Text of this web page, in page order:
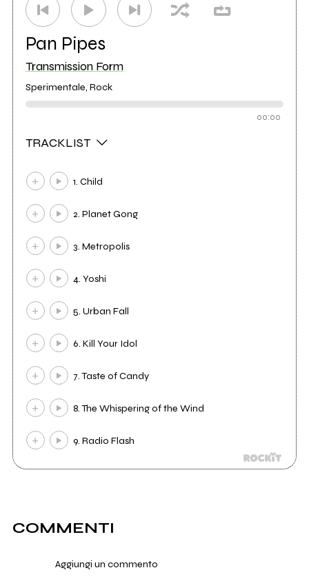
Pan Pipes
Transmission Form
Sperimentale, Rock
00:00
TRACKLIST
1. Child
2. Planet Gong
3. Metropolis
4. Yoshi
5. Urban Fall
6. Kill Your Idol
7. Taste of Candy
8. The Whispering of the Wind
9. Radio Flash
COMMENTI
Aggiungi un commento